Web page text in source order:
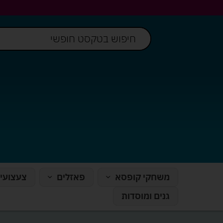
משחקי קופסא פאזלים
גנים ומוסדות